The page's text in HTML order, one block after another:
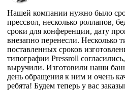
Нашей компании нужно было
прессвол, несколько роллапов,
сроки для конференции, дату
внезапно перенесли. Несколько
поставленных сроков
типографии Pressroll
выручили. Изготовили наши
день обращения к ним и очень
ребята! Будем теперь у вас